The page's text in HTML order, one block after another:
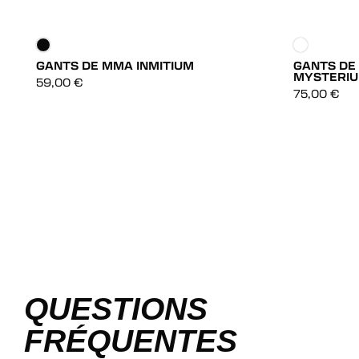
GANTS DE MMA INMITIUM
59,00 €
GANTS
75,00 €
QUESTIONS
FRÉQUENTES